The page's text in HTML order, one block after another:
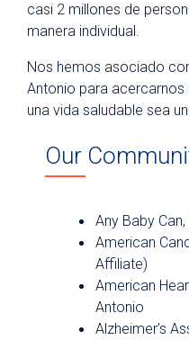
Our History
Awards and
Community First
University
University Health
Community
Community
Community Health
Medical Staff
casi 2 millones de
manera individual.
Nos hemos asociado
Antonio para acercarnos
una vida saludable sea
Our
Any Baby
American
Affiliate)
American
Antonio
Alzheimer’s